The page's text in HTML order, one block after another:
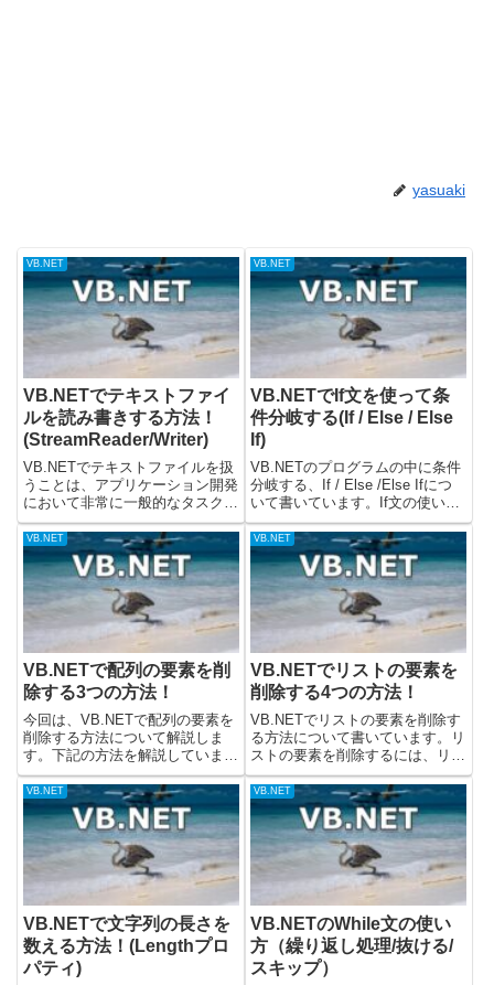
yasuaki
VB.NET
VB.NETでテキストファイ
ルを読み書きする方法！
(StreamReader/Writer)
VB.NETでテキストファイルを扱
うことは、アプリケーション開発
において非常に一般的なタスクで
す。設定ファイルの読み込み、ロ
グの出力、データの保存と読み出
しなど、様々な場面でファイルの
読み書きが必要になります。
VB.NETではSystem....
VB.NET
VB.NETでIf文を使って条
件分岐する(If / Else / Else
If)
VB.NETのプログラムの中に条件
分岐する、If / Else /Else Ifにつ
いて書いています。If文の使い方
If文を使うことで、条件をつけて
処理を分岐することができます。
「もしも〜だったら、〜する」の
ように、条件によって処理の分岐
が...
VB.NET
VB.NETで配列の要素を削
除する3つの方法！
今回は、VB.NETで配列の要素を
削除する方法について解説しま
す。下記の方法を解説していま
す。・配列に空文字など、値をい
れて削除されたように使う・
Array.Clearメソッドで要素をすべ
て削除する・LINQを使用して要
素を削除する(配列サ...
VB.NET
VB.NETでリストの要素を
削除する4つの方法！
VB.NETでリストの要素を削除す
る方法について書いています。リ
ストの要素を削除するには、リス
トから下記のメソッドを呼び出し
て削除することができます。・
Removeメソッド・RemoveAtメ
ソッド・RemoveRangeメソッ
ド・Clea...
VB.NET
VB.NETで文字列の長さを
数える方法！(Lengthプロ
パティ)
VB.NET
VB.NETのWhile文の使い
方（繰り返し処理/抜ける/
スキップ）